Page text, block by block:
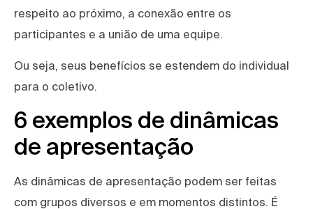
respeito ao próximo, a conexão entre os
participantes e a união de uma equipe.
Ou seja, seus benefícios se estendem do individual
para o coletivo.
6 exemplos de dinâmicas
de apresentação
As dinâmicas de apresentação podem ser feitas
com grupos diversos e em momentos distintos. É